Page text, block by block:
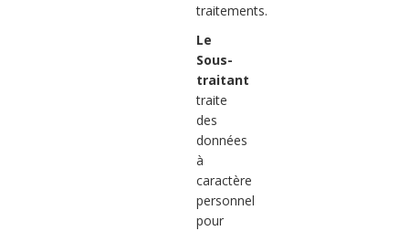
traitements.
Le
Sous-
traitant
traite
des
données
à
caractère
personnel
pour